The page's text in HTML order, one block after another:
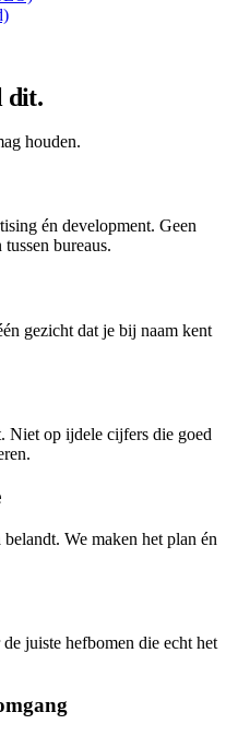
dit.
houden.
én development. Geen
bureaus.
gezicht dat je bij naam kent
Niet op ijdele cijfers die goed
We maken het plan én
juiste hefbomen die echt het